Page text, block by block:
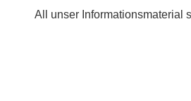
All unser Informationsmaterial